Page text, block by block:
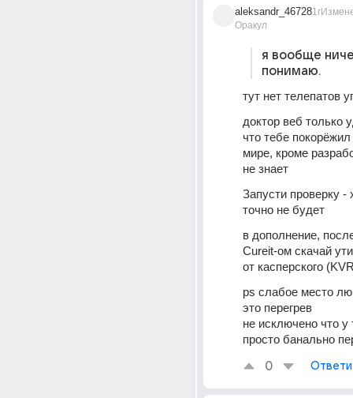
aleksandr_46728
Оракул
1г
я вообще
понимаю.
тут нет телепатов
доктор веб только
что тебе
мире, кроме
не знает
Запусти проверку -
точно не будет
в дополнение,
Cureit-ом скачай
от касперского
ps слабое место
это перегрев
не исключено что
просто банально
0